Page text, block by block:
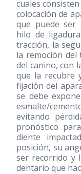
cuales
colocación de
que puede ser
hilo de
tracción, la
la remoción del
del canino, con
que la recubre
fijación del
se debe
esmalte/
evitando
pronóstico
diente
posición, su
ser recorrido y
dentario que